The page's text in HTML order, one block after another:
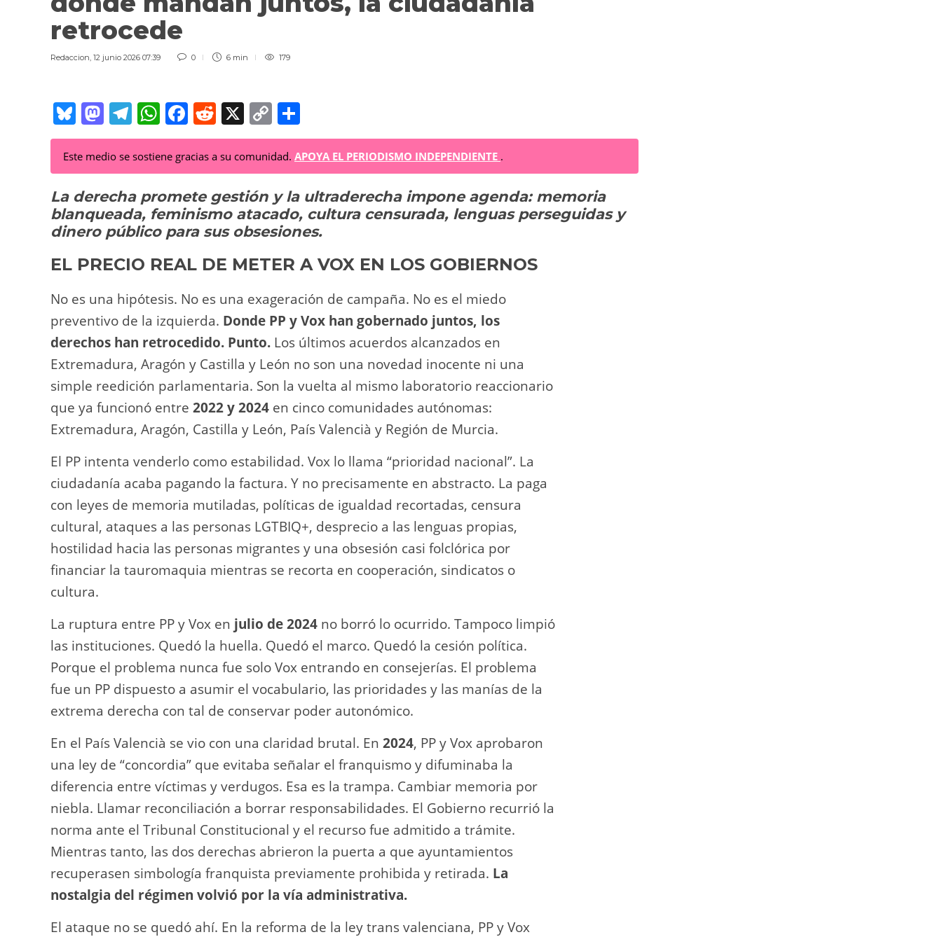
retrocede
Redaccion, 12 junio 2026 07:39 0 6 min 179
Bl
u
e
sk
y
M
a
st
o
d
o
n
T
el
e
gr
a
m
W
h
at
s
A
p
p
F
a
c
e
b
o
k
R
e
d
di
t
X C
o
p
y
Li
n
k
o
m
p
ar
tir
Este medio se sostiene gracias a su comunidad. APOYA EL PERIODISMO INDEPENDIENTE .
La derecha promete gestión y la ultraderecha impone agenda: memoria
blanqueada, feminismo atacado, cultura censurada, lenguas perseguidas y
dinero público para sus obsesiones.
EL PRECIO REAL DE METER A VOX EN LOS GOBIERNOS
No es una hipótesis. No es una exageración de campaña. No es el miedo
preventivo de la izquierda. Donde PP y Vox han gobernado juntos, los
derechos han retrocedido. Punto. Los últimos acuerdos alcanzados en
Extremadura, Aragón y Castilla y León no son una novedad inocente ni una
simple reedición parlamentaria. Son la vuelta al mismo laboratorio reaccionario
que ya funcionó entre 2022 y 2024 en cinco comunidades autónomas:
Extremadura, Aragón, Castilla y León, País Valencià y Región de Murcia.
El PP intenta venderlo como estabilidad. Vox lo llama “prioridad nacional”. La
ciudadanía acaba pagando la factura. Y no precisamente en abstracto. La paga
con leyes de memoria mutiladas, políticas de igualdad recortadas, censura
cultural, ataques a las personas LGTBIQ+, desprecio a las lenguas propias,
hostilidad hacia las personas migrantes y una obsesión casi folclórica por
financiar la tauromaquia mientras se recorta en cooperación, sindicatos o
cultura.
La ruptura entre PP y Vox en julio de 2024 no borró lo ocurrido. Tampoco limpió
las instituciones. Quedó la huella. Quedó el marco. Quedó la cesión política.
Porque el problema nunca fue solo Vox entrando en consejerías. El problema
fue un PP dispuesto a asumir el vocabulario, las prioridades y las manías de la
extrema derecha con tal de conservar poder autonómico.
En el País Valencià se vio con una claridad brutal. En 2024, PP y Vox aprobaron
una ley de “concordia” que evitaba señalar el franquismo y difuminaba la
diferencia entre víctimas y verdugos. Esa es la trampa. Cambiar memoria por
niebla. Llamar reconciliación a borrar responsabilidades. El Gobierno recurrió la
norma ante el Tribunal Constitucional y el recurso fue admitido a trámite.
Mientras tanto, las dos derechas abrieron la puerta a que ayuntamientos
recuperasen simbología franquista previamente prohibida y retirada. La
nostalgia del régimen volvió por la vía administrativa.
El ataque no se quedó ahí. En la reforma de la ley trans valenciana, PP y Vox